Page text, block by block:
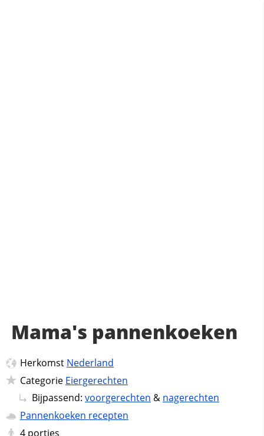
Mama's pannenkoeken
Herkomst Nederland
Categorie Eiergerechten
Bijpassend: voorgerechten & nagerechten
Pannenkoeken recepten
4 porties